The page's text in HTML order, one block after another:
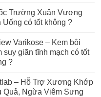
Trường Xuân Vương
Uống có tốt không ?
Varikose – Kem bôi
suy giãn tĩnh mạch có tốt
?
– Hỗ Trợ Xương Khớp
Quả, Ngừa Viêm Sưng